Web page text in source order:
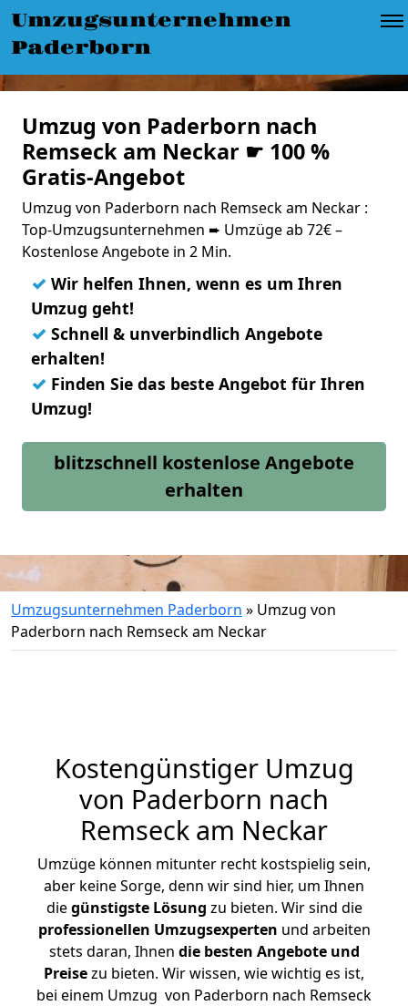
Umzugsunternehmen
Paderborn
Umzug von Paderborn nach
Remseck am Neckar ☛ 100 %
Gratis-Angebot
Umzug von Paderborn nach Remseck am Neckar :
Top-Umzugsunternehmen ➨ Umzüge ab 72€ –
Kostenlose Angebote in 2 Min.
✓ Wir helfen Ihnen, wenn es um Ihren
Umzug geht!
✓ Schnell & unverbindlich Angebote
erhalten!
✓ Finden Sie das beste Angebot für Ihren
Umzug!
blitzschnell kostenlose Angebote
erhalten
Umzugsunternehmen Paderborn » Umzug von
Paderborn nach Remseck am Neckar
Kostengünstiger Umzug
von Paderborn nach
Remseck am Neckar
Umzüge können mitunter recht kostspielig sein,
aber keine Sorge, denn wir sind hier, um Ihnen
diegünstigste Lösung zu bieten. Wir sind die
professionellen Umzugsexperten und arbeiten
stets daran, Ihnen die besten Angebote und
Preisezu bieten. Wir wissen, wie wichtig es ist,
bei einem Umzug von Paderborn nach Remseck